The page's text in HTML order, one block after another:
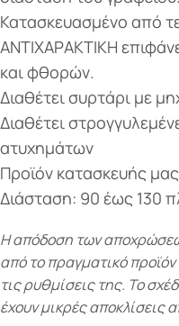
Κατασκευασμένο από
ΑΝΤΙΧΑΡΑΚΤΙΚΗ
και φθορών.
Διαθέτει συρτάρι με
Διαθέτει
ατυχημάτων
Προϊόν κατασκευής μας
Διάσταση: 90 έως 130
Η απόδοση των
από το πραγματικό
τις ρυθμίσεις της. Το
έχουν μικρές αποκλίσεις